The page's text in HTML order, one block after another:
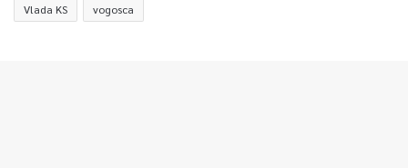
Vlada KS vogosca